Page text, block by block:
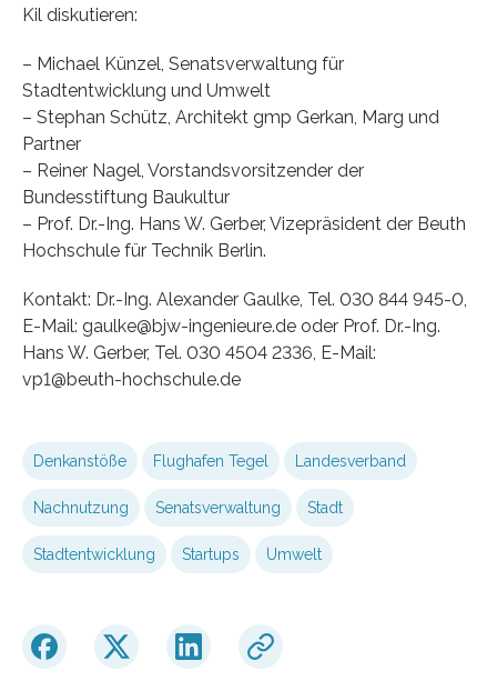
Kil diskutieren:
– Michael Künzel, Senatsverwaltung für
Stadtentwicklung und Umwelt
– Stephan Schütz, Architekt gmp Gerkan, Marg und
Partner
– Reiner Nagel, Vorstandsvorsitzender der
Bundesstiftung Baukultur
– Prof. Dr.-Ing. Hans W. Gerber, Vizepräsident der Beuth
Hochschule für Technik Berlin.
Kontakt: Dr.-Ing. Alexander Gaulke, Tel. 030 844 945-0,
E-Mail: gaulke@bjw-ingenieure.de oder Prof. Dr.-Ing.
Hans W. Gerber, Tel. 030 4504 2336, E-Mail:
vp1@beuth-hochschule.de
Denkanstöße Flughafen Tegel Landesverband
Nachnutzung Senatsverwaltung Stadt
Stadtentwicklung Startups Umwelt